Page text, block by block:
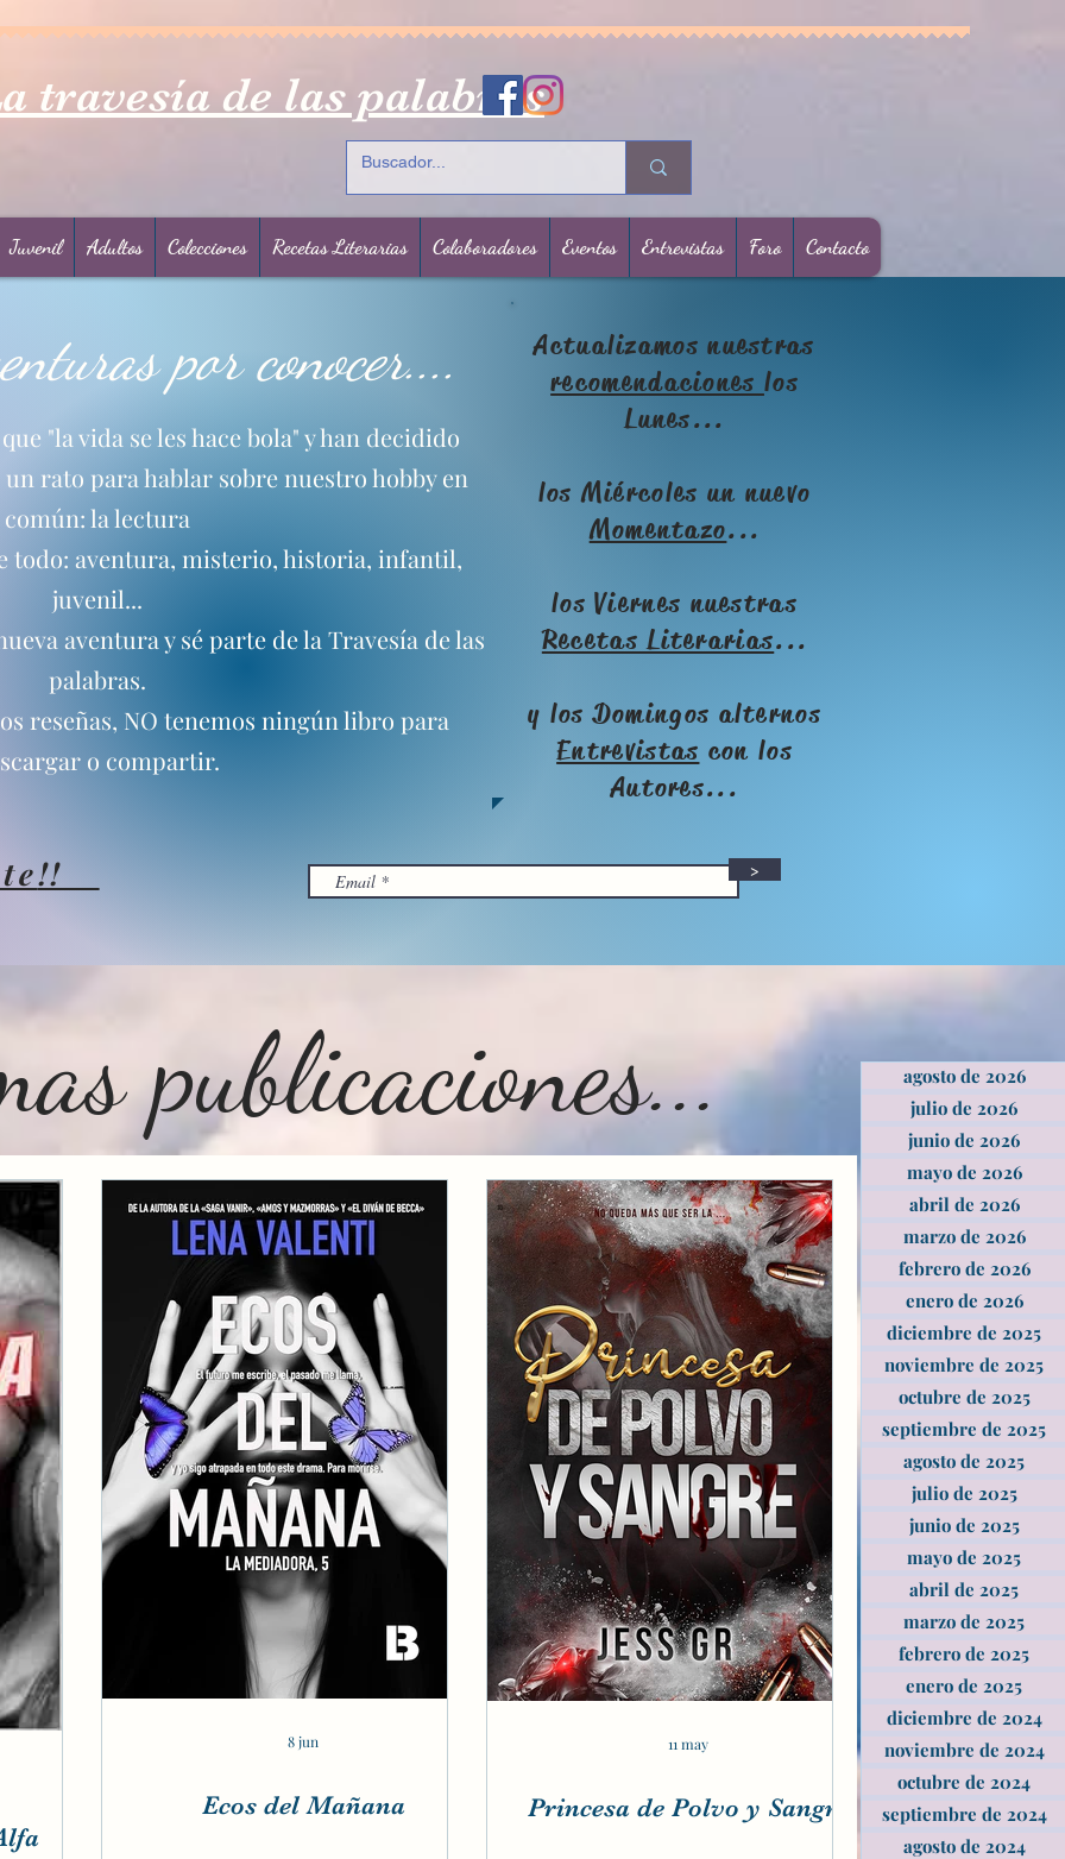
travesía de las palabras
Juvenil Adultos Colecciones Recetas Literarias Colaboradores Eventos Entrevistas Foro Contacto
Actualizamos nuestras
recomendaciones los
Lunes...
los Miércoles un nuevo
Momentazo...
los Viernes nuestras
Recetas Literarias...
y los Domingos alternos
Entrevistas con los
Autores...
"la vida se les hace bola" y han decidido
rato para hablar sobre nuestro hobby en
común: la lectura
todo: aventura, misterio, historia, infantil,
juvenil...
aventura y sé parte de la Travesía de las
palabras.
reseñas, NO tenemos ningún libro para
o compartir.
por conocer....
!! >
publicaciones...
Ecos del Mañana
8 jun
Princesa de Polvo y Sangre
11 may
agosto de 2026
julio de 2026
junio de 2026
mayo de 2026
abril de 2026
marzo de 2026
febrero de 2026
enero de 2026
diciembre de 2025
noviembre de 2025
octubre de 2025
septiembre de 2025
agosto de 2025
julio de 2025
junio de 2025
mayo de 2025
abril de 2025
marzo de 2025
febrero de 2025
enero de 2025
diciembre de 2024
noviembre de 2024
octubre de 2024
septiembre de 2024
agosto de 2024